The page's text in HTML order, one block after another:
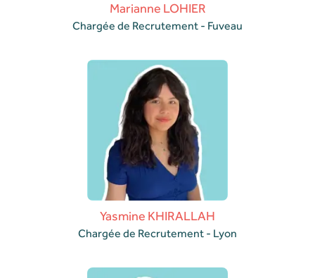
Marianne LOHIER
Chargée de Recrutement - Fuveau
Yasmine KHIRALLAH
Chargée de Recrutement - Lyon